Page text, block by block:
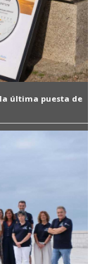
última puesta de